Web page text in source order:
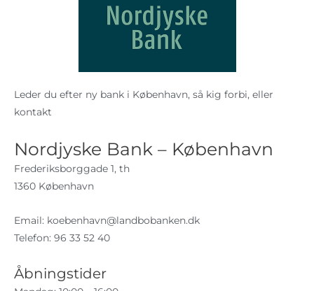
Leder du efter ny bank i København, så kig forbi, eller
kontakt
Nordjyske Bank – København
Frederiksborggade 1, th
1360 København
Email: koebenhavn@landbobanken.dk
Telefon: 96 33 52 40
Åbningstider